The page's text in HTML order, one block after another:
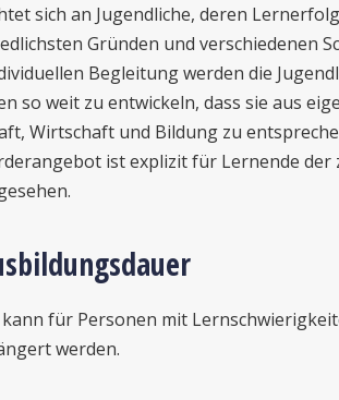
sich an Jugendliche, deren
Gründen und verschiedenen
Begleitung werden die
so weit zu entwickeln, dass sie aus
Wirtschaft und Bildung zu
ist explizit für Lernende der
für Personen mit
werden.